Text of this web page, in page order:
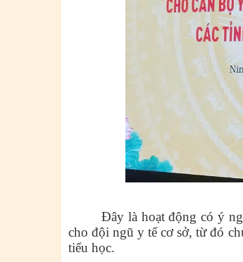
Đây là hoạt độngcó ý
cho đội ngũ y tế cơ sở, từ đó
tiểu học.